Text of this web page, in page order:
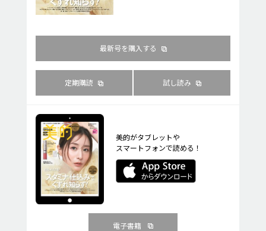
最新号を購入する
定期購読 試し読み
美的がタブレットや
スマートフォンで読める！
電子書籍